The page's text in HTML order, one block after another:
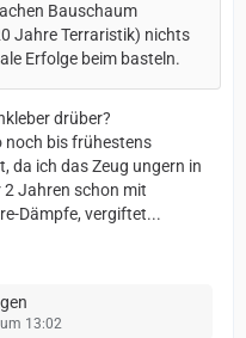
Bauschaum
Jahre Terraristik) nichts
Erfolge beim basteln.
drüber?
noch bis frühestens
da ich das Zeug ungern in
2 Jahren schon mit
Dämpfe, vergiftet...
13:02